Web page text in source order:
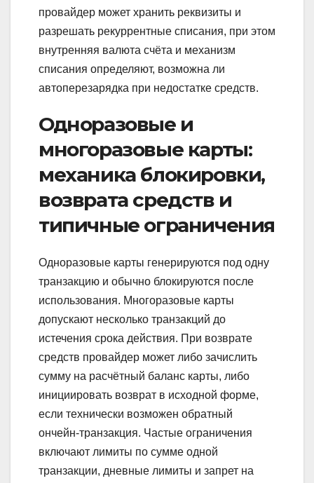
провайдер может хранить реквизиты и
разрешать рекуррентные списания, при этом
внутренняя валюта счёта и механизм
списания определяют, возможна ли
автоперезарядка при недостатке средств.
Одноразовые и
многоразовые карты:
механика блокировки,
возврата средств и
типичные ограничения
Одноразовые карты генерируются под одну
транзакцию и обычно блокируются после
использования. Многоразовые карты
допускают несколько транзакций до
истечения срока действия. При возврате
средств провайдер может либо зачислить
сумму на расчётный баланс карты, либо
инициировать возврат в исходной форме,
если технически возможен обратный
ончейн‑транзакция. Частые ограничения
включают лимиты по сумме одной
транзакции, дневные лимиты и запрет на